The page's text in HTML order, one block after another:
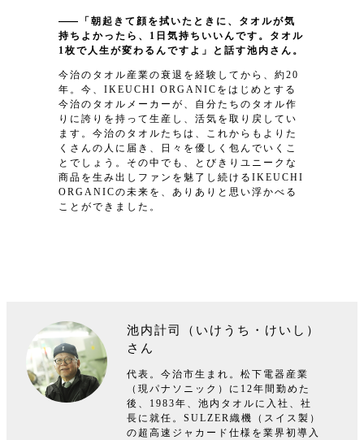
「朝起きて顔を拭いたときに、タオルが気
持ちよかったら、1日気持ちいいんです。タオル
1枚で人生が変わるんですよ」と話す池内さん。
今治のタオル産業の衰退を経験してから、約20
年。今、IKEUCHI ORGANICをはじめとする
今治のタオルメーカーが、自分たちのタオル作
りに誇りを持って生産し、活気を取り戻してい
ます。今治のタオルたちは、これからもよりた
くさんの人に届き、日々を優しく包んでいくこ
とでしょう。その中でも、とびきりユニークな
商品を生み出しファンを魅了し続けるIKEUCHI
ORGANICの未来を、ありありと思い浮かべる
ことができました。
池内計司（いけうち・けいし）
さん
代表。今治市生まれ。松下電器産業
（現パナソニック）に12年間勤めた
後、1983年、池内タオルに入社、社
長に就任。SULZER織機（スイス製）
の超高速ジャカード仕様を業界初導入